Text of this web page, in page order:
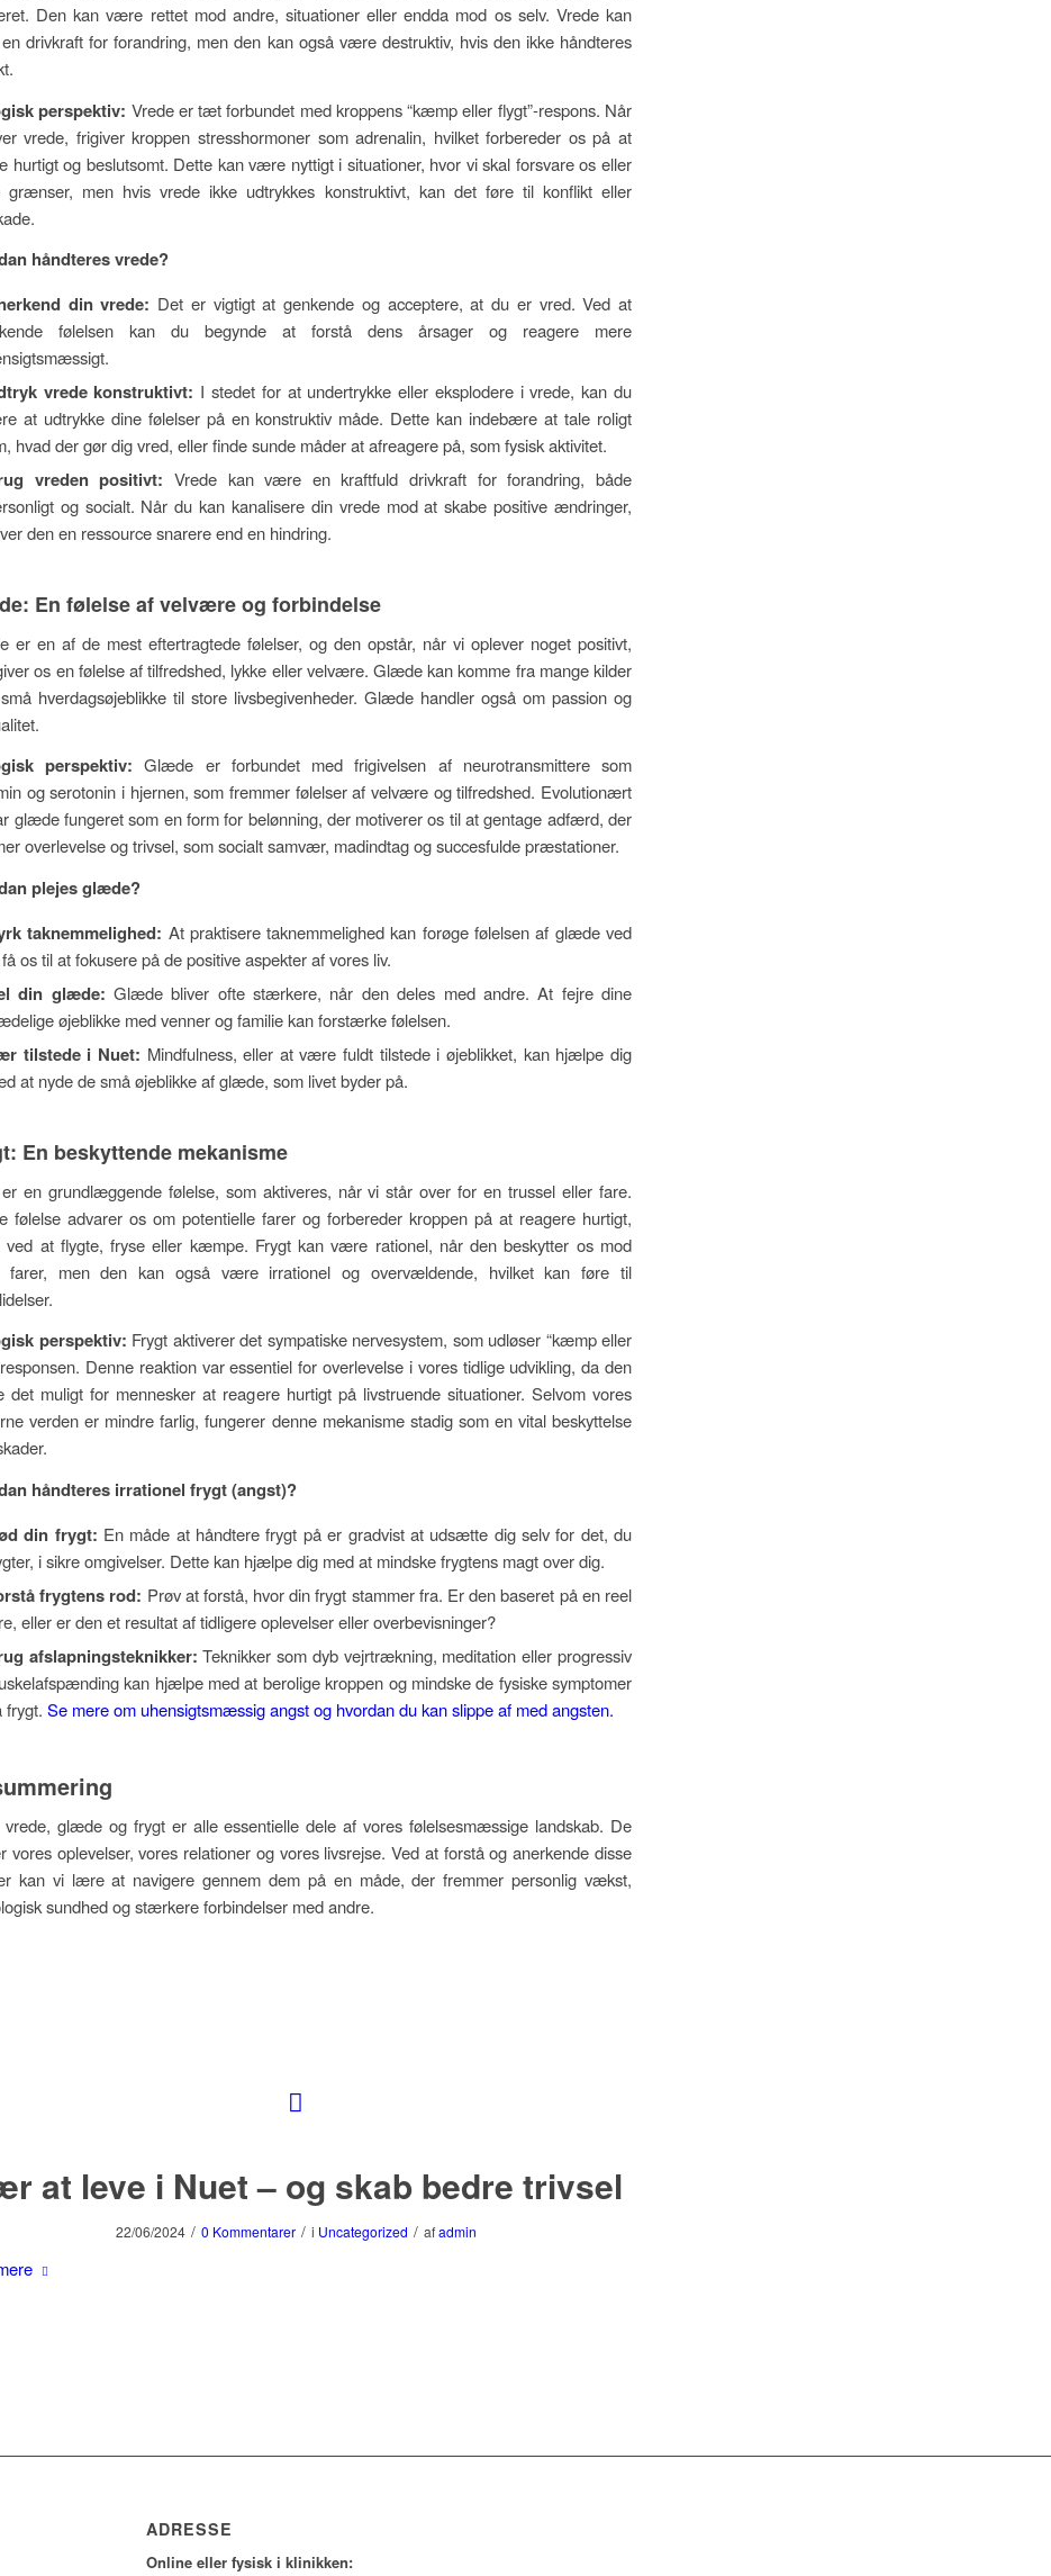
Den kan være rettet mod andre, situationer eller endda mod os selv. Vrede kan
drivkraft for forandring, men den kan også være destruktiv, hvis den ikke håndteres
perspektiv: Vrede er tæt forbundet med kroppens “kæmp eller flygt”-respons. Når
vrede, frigiver kroppen stresshormoner som adrenalin, hvilket forbereder os på at
hurtigt og beslutsomt. Dette kan være nyttigt i situationer, hvor vi skal forsvare os eller
men hvis vrede ikke udtrykkes konstruktivt, kan det føre til konflikt eller
håndteres vrede?
din vrede: Det er vigtigt at genkende og acceptere, at du er vred. Ved at
følelsen kan du begynde at forstå dens årsager og reagere mere
vrede konstruktivt: I stedet for at undertrykke eller eksplodere i vrede, kan du
at udtrykke dine følelser på en konstruktiv måde. Dette kan indebære at tale roligt
hvad der gør dig vred, eller finde sunde måder at afreagere på, som fysisk aktivitet.
vreden positivt: Vrede kan være en kraftfuld drivkraft for forandring, både
og socialt. Når du kan kanalisere din vrede mod at skabe positive ændringer,
den en ressource snarere end en hindring.
En følelse af velvære og forbindelse
er en af de mest eftertragtede følelser, og den opstår, når vi oplever noget positivt,
os en følelse af tilfredshed, lykke eller velvære. Glæde kan komme fra mange kilder
hverdagsøjeblikke til store livsbegivenheder. Glæde handler også om passion og
perspektiv: Glæde er forbundet med frigivelsen af neurotransmittere som
og serotonin i hjernen, som fremmer følelser af velvære og tilfredshed. Evolutionært
glæde fungeret som en form for belønning, der motiverer os til at gentage adfærd, der
overlevelse og trivsel, som socialt samvær, madindtag og succesfulde præstationer.
plejes glæde?
taknemmelighed: At praktisere taknemmelighed kan forøge følelsen af glæde ved
os til at fokusere på de positive aspekter af vores liv.
din glæde: Glæde bliver ofte stærkere, når den deles med andre. At fejre dine
øjeblikke med venner og familie kan forstærke følelsen.
tilstede i Nuet: Mindfulness, eller at være fuldt tilstede i øjeblikket, kan hjælpe dig
at nyde de små øjeblikke af glæde, som livet byder på.
En beskyttende mekanisme
en grundlæggende følelse, som aktiveres, når vi står over for en trussel eller fare.
følelse advarer os om potentielle farer og forbereder kroppen på at reagere hurtigt,
ved at flygte, fryse eller kæmpe. Frygt kan være rationel, når den beskytter os mod
farer, men den kan også være irrationel og overvældende, hvilket kan føre til
perspektiv: Frygt aktiverer det sympatiske nervesystem, som udløser “kæmp eller
Denne reaktion var essentiel for overlevelse i vores tidlige udvikling, da den
det muligt for mennesker at reagere hurtigt på livstruende situationer. Selvom vores
verden er mindre farlig, fungerer denne mekanisme stadig som en vital beskyttelse
håndteres irrationel frygt (angst)?
din frygt: En måde at håndtere frygt på er gradvist at udsætte dig selv for det, du
i sikre omgivelser. Dette kan hjælpe dig med at mindske frygtens magt over dig.
frygtens rod: Prøv at forstå, hvor din frygt stammer fra. Er den baseret på en reel
eller er den et resultat af tidligere oplevelser eller overbevisninger?
afslapningsteknikker: Teknikker som dyb vejrtrækning, meditation eller progressiv
kan hjælpe med at berolige kroppen og mindske de fysiske symptomer
frygt. Se mere om uhensigtsmæssig angst og hvordan du kan slippe af med angsten.
vrede, glæde og frygt er alle essentielle dele af vores følelsesmæssige landskab. De
vores oplevelser, vores relationer og vores livsrejse. Ved at forstå og anerkende disse
kan vi lære at navigere gennem dem på en måde, der fremmer personlig vækst,
sundhed og stærkere forbindelser med andre.
at leve i Nuet – og skab bedre trivsel
22/06/2024 / 0 Kommentarer / i Uncategorized / afadmin
ADRESSE
Online eller fysisk i klinikken: